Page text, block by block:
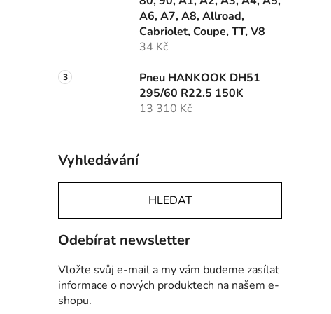
A6, A7, A8, Allroad,
Cabriolet, Coupe, TT, V8
34 Kč
Pneu HANKOOK DH51
295/60 R22.5 150K
13 310 Kč
Vyhledávání
HLEDAT
Odebírat newsletter
Vložte svůj e-mail a my vám budeme zasílat
informace o nových produktech na našem e-
shopu.